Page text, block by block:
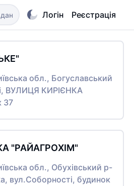
Логін Реєстрація
обл., Богуславський
ВУЛИЦЯ КИРІЄНКА
37
"РАЙАГРОХІМ"
обл., Обухівський р-
вул.Соборності, будинок